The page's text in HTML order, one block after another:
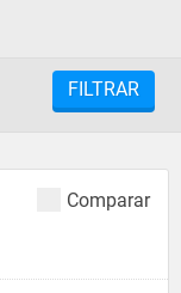
FILTRAR
Comparar